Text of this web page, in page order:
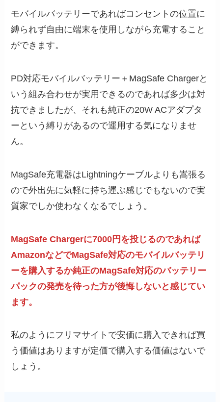
モバイルバッテリーであればコンセントの位置に
縛られず自由に端末を使用しながら充電すること
ができます。
PD対応モバイルバッテリー＋MagSafe Chargerと
いう組み合わせが実用できるのであれば多少は対
抗できましたが、それも純正の20W ACアダプタ
ーという縛りがあるので運用する気になりませ
ん。
MagSafe充電器はLightningケーブルよりも嵩張る
ので外出先に気軽に持ち運ぶ感じでもないので実
質家でしか使わなくなるでしょう。
MagSafe Chargerに7000円を投じるのであれば
AmazonなどでMagSafe対応のモバイルバッテリ
ーを購入するか純正のMagSafe対応のバッテリー
パックの発売を待った方が後悔しないと感じてい
ます。
私のようにフリマサイトで安価に購入できれば買
う価値はありますが定価で購入する価値はないで
しょう。